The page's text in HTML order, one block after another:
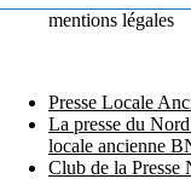
mentions légales
Presse Locale
La presse du
locale ancienne
Club de la Presse